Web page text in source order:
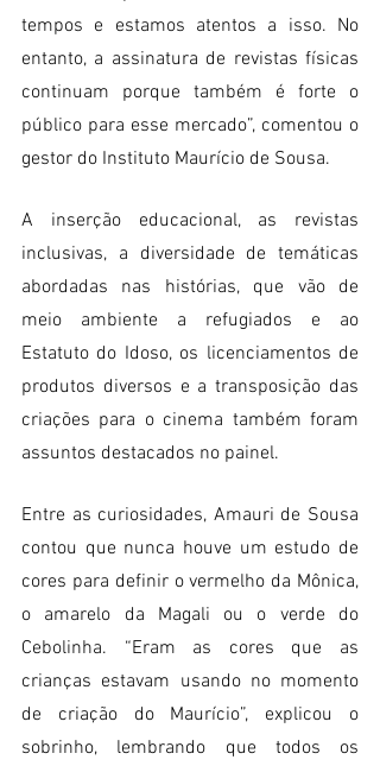
tempos e estamos atentos a isso. No
entanto, a assinatura de revistas físicas
continuam porque também é forte o
público para esse mercado”, comentou o
gestor do Instituto Maurício de Sousa.
A inserção educacional, as revistas
inclusivas, a diversidade de temáticas
abordadas nas histórias, que vão de
meio ambiente a refugiados e ao
Estatuto do Idoso, os licenciamentos de
produtos diversos e a transposição das
criações para o cinema também foram
assuntos destacados no painel.
Entre as curiosidades, Amauri de Sousa
contou que nunca houve um estudo de
cores para definir o vermelho da Mônica,
o amarelo da Magali ou o verde do
Cebolinha. “Eram as cores que as
crianças estavam usando no momento
de criação do Maurício”, explicou o
sobrinho, lembrando que todos os